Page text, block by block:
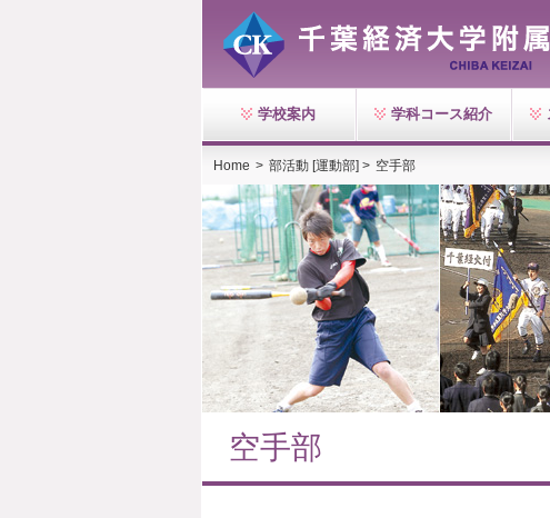
学校案内 学科コース紹介
Home > 部活動 [運動部] > 空手部
空手部